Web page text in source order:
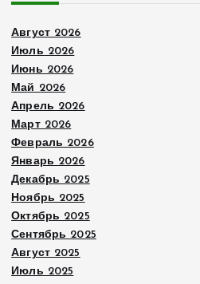
Август 2026
Июль 2026
Июнь 2026
Май 2026
Апрель 2026
Март 2026
Февраль 2026
Январь 2026
Декабрь 2025
Ноябрь 2025
Октябрь 2025
Сентябрь 2025
Август 2025
Июль 2025